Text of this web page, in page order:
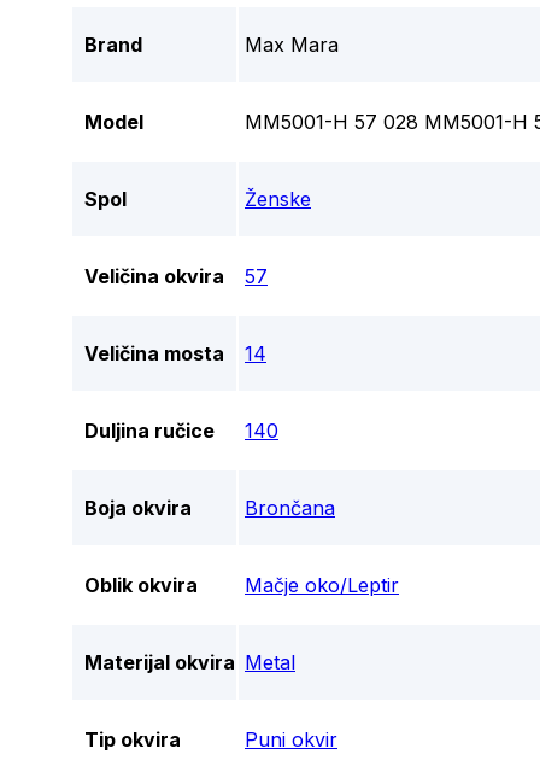
Brand Max Mara
Model MM5001-H 57 028 MM5001-H
Spol Ženske
Veličina okvira 57
Veličina mosta 14
Duljina ručice 140
Boja okvira Brončana
Oblik okvira Mačje oko/Leptir
Materijal okvira Metal
Tip okvira Puni okvir